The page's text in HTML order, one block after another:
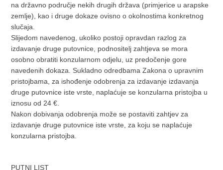
na državno područje nekih drugih država (primjerice u arapske
zemlje), kao i druge dokaze ovisno o okolnostima konkretnog
slučaja.
Slijedom navedenog, ukoliko postoji opravdan razlog za
izdavanje druge putovnice, podnositelj zahtjeva se mora
osobno obratiti konzularnom odjelu, uz predočenje gore
navedenih dokaza. Sukladno odredbama Zakona o upravnim
pristojbama, za ishođenje odobrenja za izdavanje izdavanja
druge putovnice iste vrste, naplaćuje se konzularna pristojba u
iznosu od 24 €.
Nakon dobivanja odobrenja može se postaviti zahtjev za
izdavanje druge putovnice iste vrste, za koju se naplaćuje
konzularna pristojba.
PUTNI LIST